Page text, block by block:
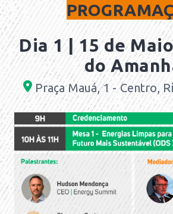
Dia 1 | 15 de Maio
do
Praça Mauá, 1 - Centro,